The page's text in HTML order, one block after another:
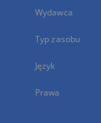
Wydawca
Typ zasobu
Język
Prawa